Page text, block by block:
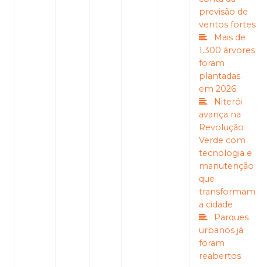
previsão de
ventos fortes
Mais de
1.300 árvores
foram
plantadas
em 2026
Niterói
avança na
Revolução
Verde com
tecnologia e
manutenção
que
transformam
a cidade
Parques
urbanos já
foram
reabertos